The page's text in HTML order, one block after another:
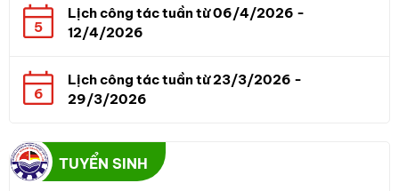
5
Lịch công tác tuần từ 06/4/2026 -
12/4/2026
6
Lịch công tác tuần từ 23/3/2026 -
29/3/2026
TUYỂN SINH